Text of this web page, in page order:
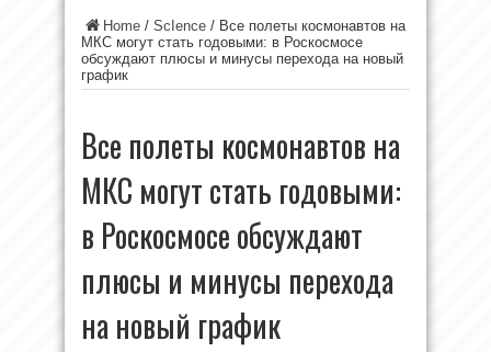
Home / ScIence / Все полеты космонавтов на
МКС могут стать годовыми: в Роскосмосе
обсуждают плюсы и минусы перехода на новый
график
Все полеты космонавтов на
МКС могут стать годовыми:
в Роскосмосе обсуждают
плюсы и минусы перехода
на новый график